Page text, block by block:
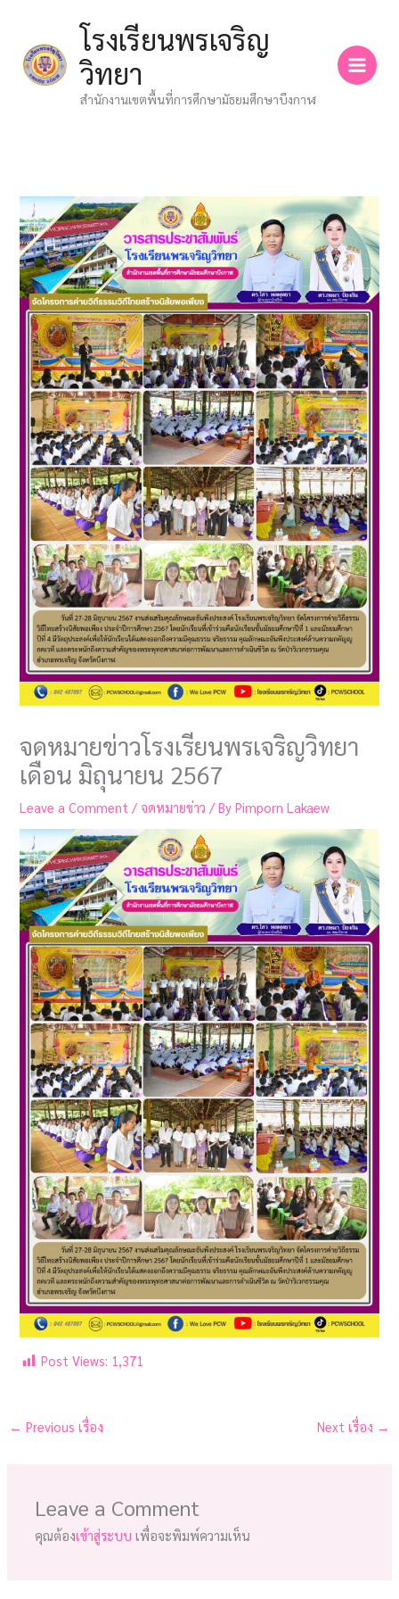
content
โรงเรียนพรเจริญ
วิทยา
สำนักงานเขตพื้นที่การศึกษามัธยมศึกษาบึงกาฬ
จดหมายข่าวโรงเรียนพรเจริญวิทยา
เดือน มิถุนายน 2567
Leave a Comment / จดหมายข่าว / ByPimporn Lakaew
Post Views: 1,371
← Previous เรื่อง Next เรื่อง →
Leave a Comment
คุณต้องเข้าสู่ระบบ เพื่อจะพิมพ์ความเห็น